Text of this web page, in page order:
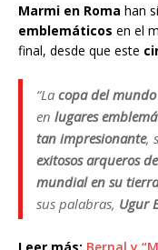
Marmi en Roma han
emblemáticos en el
final, desde que este
“La copa del
en lugares
tan impresionante,
exitosos arqueros
mundial en su
sus palabras, Ugur
Leer más: Bernal y